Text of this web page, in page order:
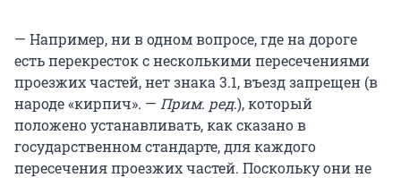
— Например, ни в одном вопросе, где на дороге
есть перекресток с несколькими пересечениями
проезжих частей, нет знака 3.1, въезд запрещен (в
народе «кирпич». — Прим. ред.), который
положено устанавливать, как сказано в
государственном стандарте, для каждого
пересечения проезжих частей. Поскольку они не